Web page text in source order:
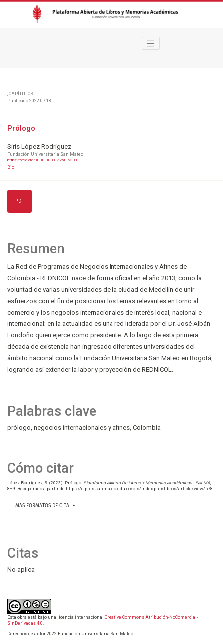
, CAPÍTULOS
Prólogo
Publicado 2022-07-18
Siris López Rodríguez
Fundación Universitaria San Mateo
https://orcid.org/0000-0001-7258-6301
Bio
PDF
Palabras clave
prólogo negocios internacionales y afines Colombia
Cómo citar
López Rodríguez, S. (2022). Prólogo. Plataforma Abierta De Libros Y Memorias Académicas - PALMA,
8–9. Recuperado a partir de https://cipres.sanmateo.edu.co/ojs/index.php/libros/article/view/578
MÁS FORMATOS DE CITA
Resumen
La Red de Programas de Negocios Internacionales y Afines de
Colombia - REDNICOL nace de forma oficial en el año 2013, como la
voluntad de varias universidades de la ciudad de Medellín de unir
esfuerzos con el fin de posicionar los temas relevantes en torno al
comercio y los negocios internacionales de interés local, nacional e
internacional; en la actualidad es una red liderada por el Dr. José Albán
Londoño quien ejerce como presidente. A lo largo de esta primera
década de existencia han ingresado diferentes universidades del
ámbito nacional como la Fundación Universitaria San Mateo en Bogotá,
logrando así extender la labor y proyección de REDNICOL.
Citas
No aplica
Esta obra está bajo una licencia internacional Creative Commons Atribución-NoComercial-
SinDerivadas 4.0.
Derechos de autor 2022 Fundación Universitaria San Mateo